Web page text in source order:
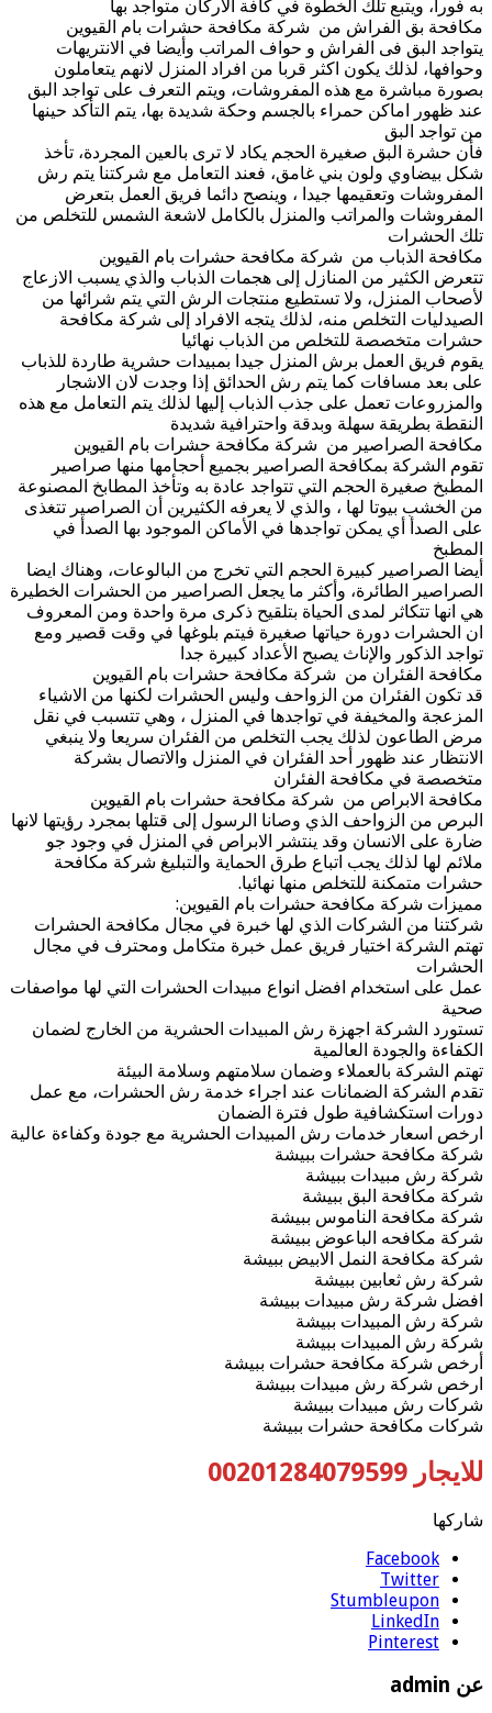
به فورا، ويتبع تلك الخطوة في كافة الأركان متواجد بها
مكافحة بق الفراش من شركة مكافحة حشرات بام القيوين
يتواجد البق فى الفراش و حواف المراتب وأيضا في الانتريهات
وحوافها، لذلك يكون اكثر قربا من افراد المنزل لانهم يتعاملون
بصورة مباشرة مع هذه المفروشات، ويتم التعرف على تواجد البق
عند ظهور اماكن حمراء بالجسم وحكة شديدة بها، يتم التأكد حينها
من تواجد البق
فأن حشرة البق صغيرة الحجم يكاد لا ترى بالعين المجردة، تأخذ
شكل بيضاوي ولون بني غامق، فعند التعامل مع شركتنا يتم رش
المفروشات وتعقيمها جيدا ، وينصح دائما فريق العمل بتعرض
المفروشات والمراتب والمنزل بالكامل لاشعة الشمس للتخلص من
تلك الحشرات
مكافحة الذباب من شركة مكافحة حشرات بام القيوين
تتعرض الكثير من المنازل إلى هجمات الذباب والذي يسبب الازعاج
لأصحاب المنزل، ولا تستطيع منتجات الرش التي يتم شرائها من
الصيدليات التخلص منه، لذلك يتجه الافراد إلى شركة مكافحة
حشرات متخصصة للتخلص من الذباب نهائيا
يقوم فريق العمل برش المنزل جيدا بمبيدات حشرية طاردة للذباب
على بعد مسافات كما يتم رش الحدائق إذا وجدت لان الاشجار
والمزروعات تعمل على جذب الذباب إليها لذلك يتم التعامل مع هذه
النقطة بطريقة سهلة وبدقة واحترافية شديدة
مكافحة الصراصير من شركة مكافحة حشرات بام القيوين
تقوم الشركة بمكافحة الصراصير بجميع أحجامها منها صراصير
المطبخ صغيرة الحجم التي تتواجد عادة به وتأخذ المطابخ المصنوعة
من الخشب بيوتا لها ، والذي لا يعرفه الكثيرين أن الصراصير تتغذى
على الصدأ أي يمكن تواجدها في الأماكن الموجود بها الصدأ في
المطبخ
أيضا الصراصير كبيرة الحجم التي تخرج من البالوعات، وهناك ايضا
الصراصير الطائرة، وأكثر ما يجعل الصراصير من الحشرات الخطيرة
هي انها تتكاثر لمدى الحياة بتلقيح ذكرى مرة واحدة ومن المعروف
ان الحشرات دورة حياتها صغيرة فيتم بلوغها في وقت قصير ومع
تواجد الذكور والإناث يصبح الأعداد كبيرة جدا
مكافحة الفئران من شركة مكافحة حشرات بام القيوين
قد تكون الفئران من الزواحف وليس الحشرات لكنها من الاشياء
المزعجة والمخيفة في تواجدها في المنزل ، وهي تتسبب في نقل
مرض الطاعون لذلك يجب التخلص من الفئران سريعا ولا ينبغي
الانتظار عند ظهور أحد الفئران في المنزل والاتصال بشركة
متخصصة في مكافحة الفئران
مكافحة الابراص من شركة مكافحة حشرات بام القيوين
البرص من الزواحف الذي وصانا الرسول إلى قتلها بمجرد رؤيتها لانها
ضارة على الانسان وقد ينتشر الابراص في المنزل في وجود جو
ملائم لها لذلك يجب اتباع طرق الحماية والتبليغ شركة مكافحة
حشرات متمكنة للتخلص منها نهائيا.
مميزات شركة مكافحة حشرات بام القيوين:
شركتنا من الشركات الذي لها خبرة في مجال مكافحة الحشرات
تهتم الشركة اختيار فريق عمل خبرة متكامل ومحترف في مجال
الحشرات
عمل على استخدام افضل انواع مبيدات الحشرات التي لها مواصفات
صحية
تستورد الشركة اجهزة رش المبيدات الحشرية من الخارج لضمان
الكفاءة والجودة العالمية
تهتم الشركة بالعملاء وضمان سلامتهم وسلامة البيئة
تقدم الشركة الضمانات عند اجراء خدمة رش الحشرات، مع عمل
دورات استكشافية طول فترة الضمان
ارخص اسعار خدمات رش المبيدات الحشرية مع جودة وكفاءة عالية
شركة مكافحة حشرات ببيشة
شركة رش مبيدات ببيشة
شركة مكافحة البق ببيشة
شركة مكافحة الناموس ببيشة
شركة مكافحه الباعوض ببيشة
شركة مكافحة النمل الابيض ببيشة
شركة رش ثعابين ببيشة
افضل شركة رش مبيدات ببيشة
شركة رش المبيدات ببيشة
شركة رش المبيدات ببيشة
أرخص شركة مكافحة حشرات ببيشة
ارخص شركة رش مبيدات ببيشة
شركات رش مبيدات ببيشة
شركات مكافحة حشرات ببيشة
للايجار 00201284079599
شاركها
Facebook
Twitter
Stumbleupon
LinkedIn
Pinterest
عن admin